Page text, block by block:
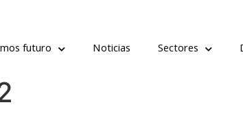
futuro Noticias Sectores